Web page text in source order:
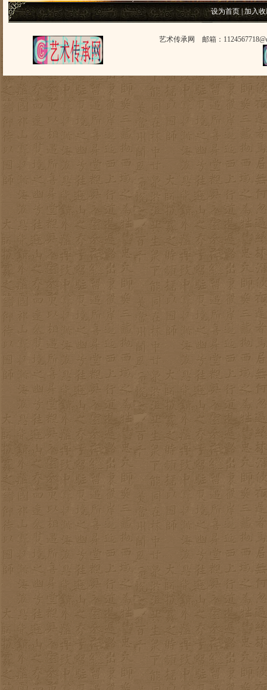
设为首页 加入
艺术传承网 邮箱：